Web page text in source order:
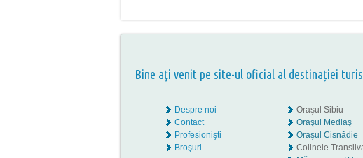
Bine aţi venit pe site-ul oficial al destinației
Despre noi
Contact
Profesionişti
Broşuri
Oraşul Sibiu
Oraşul Mediaş
Oraşul Cisnădie
Colinele